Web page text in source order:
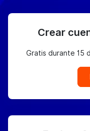
Crear
Gratis durante 15